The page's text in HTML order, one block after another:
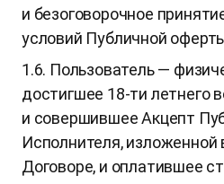
и безоговорочное
условий Публичной
1.6. Пользователь —
достигшее 18-ти летнего
и совершившее Акцепт
Исполнителя,
Договоре, и оплатившее